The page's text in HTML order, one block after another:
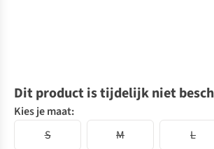
Dit product is tijdelijk niet
Kies je maat:
S
M L